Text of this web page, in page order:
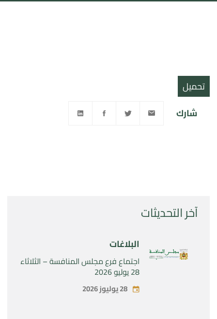
آخر التحديثات
البلاغات
اجتماع فرع مجلس المنافسة – الثلاثاء
28 يوليو 2026
28 يوليوز 2026
تحميل
شارك